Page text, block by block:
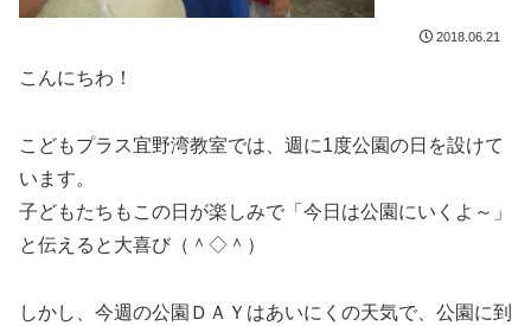
2018.06.21
こんにちわ！
こどもプラス宜野湾教室では、週に1度公園の日を設けて
います。
子どもたちもこの日が楽しみで「今日は公園にいくよ～」
と伝えると大喜び（＾◇＾）
しかし、今週の公園ＤＡＹはあいにくの天気で、公園に到